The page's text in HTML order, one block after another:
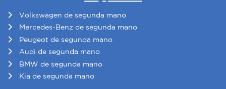
Volkswagen de segunda mano
Mercedes-Benz de segunda mano
Peugeot de segunda mano
Audi de segunda mano
BMW de segunda mano
Kia de segunda mano